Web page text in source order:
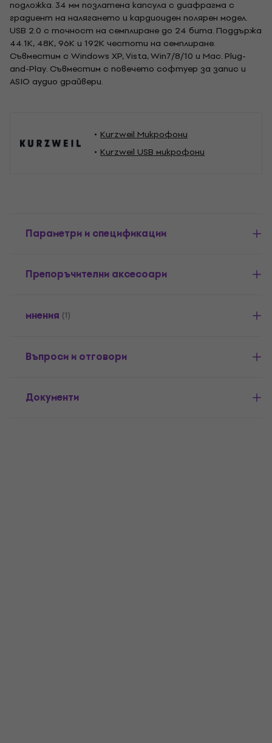
подложка. 34 мм позлатена капсула с диафрагма с
градиент на налягането и кардиоиден полярен модел.
USB 2.0 с точност на семплиране до 24 бита. Поддържа
44.1K, 48K, 96K и 192K честоти на семплиране.
Съвместим с Windows XP, Vista, Win7/8/10 и Mac. Plug-
and-Play. Съвместим с повечето софтуер за запис и
ASIO аудио драйвери.
Kurzweil Микрофони
Kurzweil USB микрофони
Параметри и спецификации
Препоръчителни аксесоари
мнения (1)
Въпроси и отговори
Документи